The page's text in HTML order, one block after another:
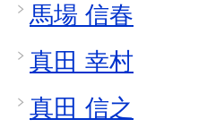
馬場 信春
真田 幸村
真田 信之